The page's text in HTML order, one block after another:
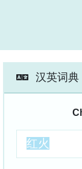
汉英词典